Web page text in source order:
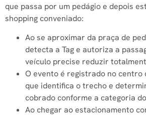
que passa por um pedágio e depois
shopping conveniado:
Ao se aproximar da praça de
detecta a Tag e autoriza a
veículo precise reduzir
O evento é registrado no centro
que identifica o trecho e
cobrado conforme a categoria
Ao chegar ao estacionamento